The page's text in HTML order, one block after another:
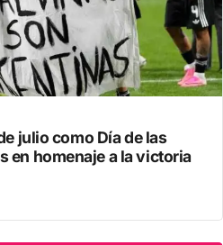
julio como Día de las
en homenaje a la victoria